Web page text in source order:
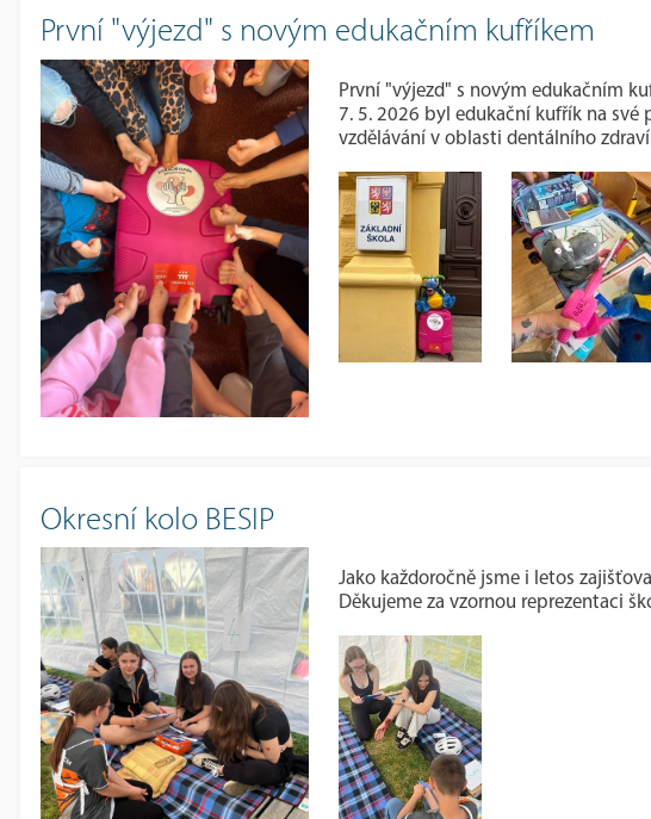
První "výjezd" s novým edukačním kufříkem
První "výjezd" s novým edukačním
7. 5. 2026 byl edukační kufřík na
vzdělávání v oblasti dentálního
Okresní kolo BESIP
Jako každoročně jsme i letos
Děkujeme za vzornou reprezentaci